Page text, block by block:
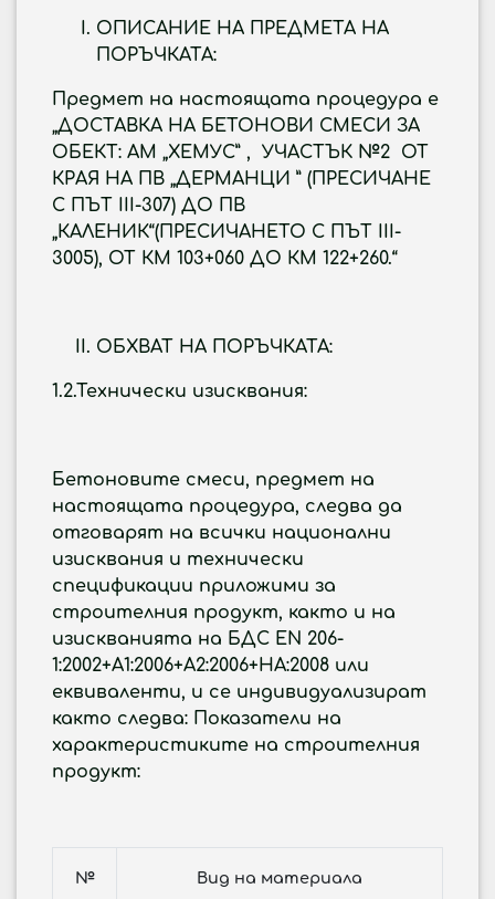
ОПИСАНИЕ НА ПРЕДМЕТА НА
ПОРЪЧКАТА:
Предмет на настоящата процедура е
„ДОСТАВКА НА БЕТОНОВИ СМЕСИ ЗА
ОБЕКТ: АМ „ХЕМУС” , УЧАСТЪК №2 ОТ
КРАЯ НА ПВ „ДЕРМАНЦИ ” (ПРЕСИЧАНЕ
С ПЪТ III-307) ДО ПВ
„КАЛЕНИК“(ПРЕСИЧАНЕТО С ПЪТ III-
3005), ОТ КМ 103+060 ДО КМ 122+260.“
OБХВАТ НА ПОРЪЧКАТА:
1.2.Технически изисквания:
Бетоновите смеси, предмет на
настоящата процедура, следва да
отговарят на всички национални
изисквания и технически
спецификации приложими за
строителния продукт, както и на
изискванията на БДС EN 206-
1:2002+А1:2006+А2:2006+НА:2008 или
еквиваленти, и се индивидуализират
както следва: Показатели на
характеристиките на строителния
продукт:
№ Вид на материала